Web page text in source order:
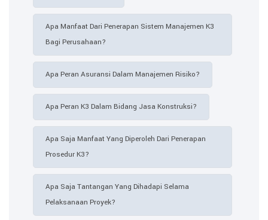
Apa Manfaat Dari Penerapan Sistem Manajemen K3
Bagi Perusahaan?
Apa Peran Asuransi Dalam Manajemen Risiko?
Apa Peran K3 Dalam Bidang Jasa Konstruksi?
Apa Saja Manfaat Yang Diperoleh Dari Penerapan
Prosedur K3?
Apa Saja Tantangan Yang Dihadapi Selama
Pelaksanaan Proyek?